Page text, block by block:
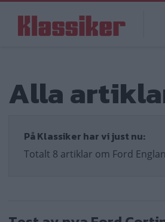
huvudinnehåll
Alla
På Klassiker har vi just nu:
Totalt 8 artiklar om Ford